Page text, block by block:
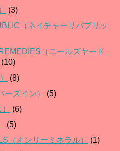
(3)
（ネイチャーリパブリッ
（ニールズヤード
(10)
(8)
ーズイン）
(5)
(6)
(5)
（オンリーミネラル）
(1)